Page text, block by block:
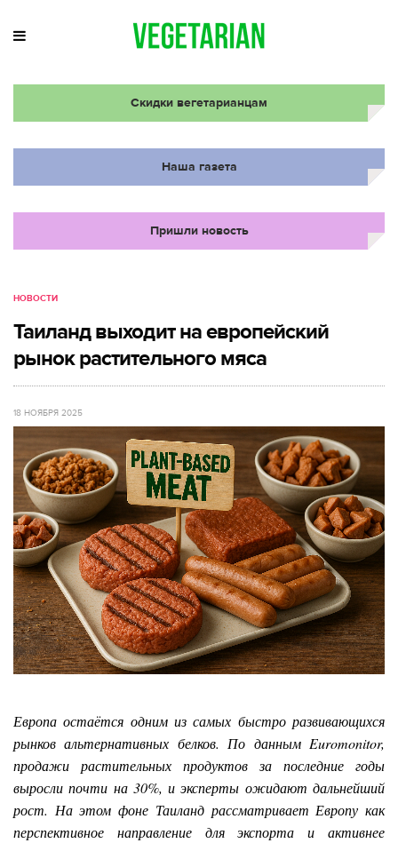
Скидки вегетарианцам
Наша газета
Пришли новость
НОВОСТИ
Таиланд выходит на европейский
рынок растительного мяса
18 НОЯБРЯ 2025
Европа остаётся одним из самых быстро развивающихся
рынков альтернативных белков. По данным Euromonitor,
продажи растительных продуктов за последние годы
выросли почти на 30%, и эксперты ожидают дальнейший
рост. На этом фоне Таиланд рассматривает Европу как
перспективное направление для экспорта и активнее